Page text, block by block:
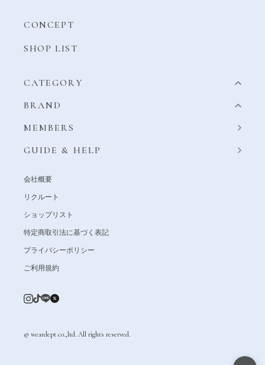
CONCEPT
SHOP LIST
CATEGORY
BRAND
MEMBERS
GUIDE & HELP
会社概要
リクルート
ショップリスト
特定商取引法に基づく表記
プライバシーポリシー
ご利用規約
© weardept co.,ltd. All rights reserved.